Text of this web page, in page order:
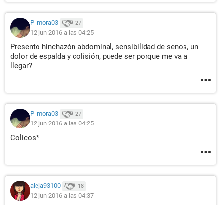
P_mora03 27
12 jun 2016 a las 04:25
Presento hinchazón abdominal, sensibilidad de senos, un
dolor de espalda y colisión, puede ser porque me va a
llegar?
P_mora03 27
12 jun 2016 a las 04:25
Colicos*
aleja93100 18
12 jun 2016 a las 04:37